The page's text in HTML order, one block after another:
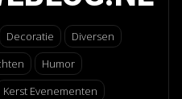
Decoratie
Diversen
Humor
Kerst Evenementen